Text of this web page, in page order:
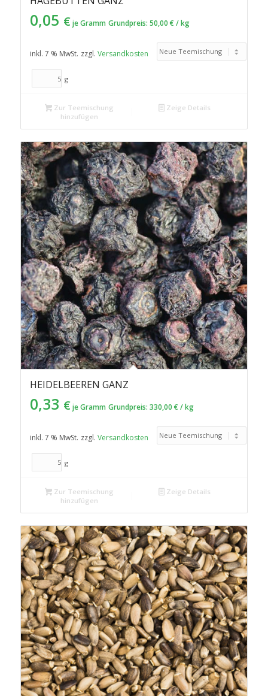
0,05 € je Gramm Grundpreis: 50,00 € /kg
inkl. 7 % MwSt. zzgl. Versandkosten
g
Zur Teemischung
hinzufügen
Zeige Details
HEIDELBEEREN GANZ
0,33 € je Gramm Grundpreis: 330,00 € /kg
inkl. 7 % MwSt. zzgl. Versandkosten
g
Zur Teemischung
hinzufügen
Zeige Details